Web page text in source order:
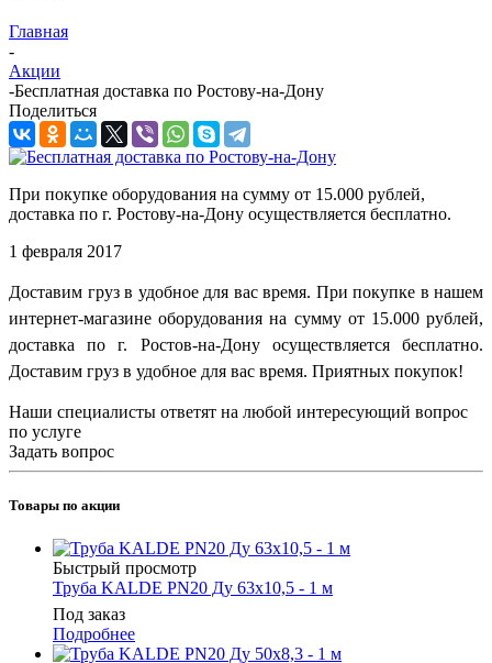
Главная
-
Акции
-Бесплатная доставка по Ростову-на-Дону
Поделиться
При покупке оборудования на сумму от 15.000 рублей,
доставка по г. Ростову-на-Дону осуществляется бесплатно.
1 февраля 2017
Доставим груз в удобное для вас время. При покупке в нашем
интернет-магазине оборудования на сумму от 15.000 рублей,
доставка по г. Ростов-на-Дону осуществляется бесплатно.
Доставим груз в удобное для вас время. Приятных покупок!
Наши специалисты ответят на любой интересующий вопрос
по услуге
Задать вопрос
Товары по акции
Быстрый просмотр
Труба KALDE PN20 Ду 63х10,5 - 1 м
Под заказ
Подробнее